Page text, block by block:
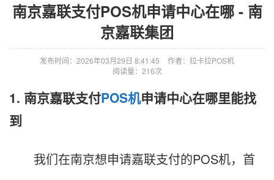
南京嘉联支付POS机申请中心在哪 - 南
京嘉联集团
发布时间：2026年03月29日 8:41:45
作者：拉卡拉POS机
阅读量：216次
1. 南京嘉联支付POS机申请中心在哪里能找
到
我们在南京想申请嘉联支付的POS机，首